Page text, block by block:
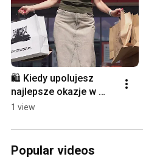
🛍️ Kiedy upolujesz
najlepsze okazje w
mieście!
1 view
Popular videos